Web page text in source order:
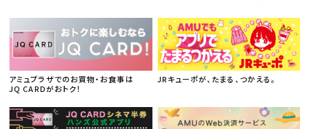
アミュプラザでのお買物・お食事は
JQ CARDがおトク！
JRキューポが、たまる、つかえる。